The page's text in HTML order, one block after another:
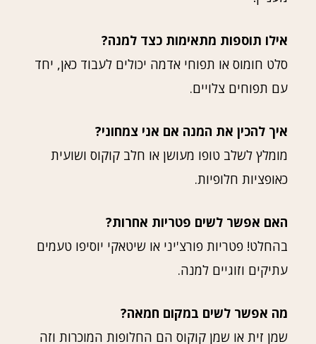
אילו תוספות מתאימות כצד למנה?
סלט חומוס או תפוחי אדמה יכולים לעבוד כאן, יחד
עם תפוחים צלויים.
איך להכין את המנה אם אני צמחוני?
מומלץ לשלב טופו מעושן או חלב קוקוס ושועית
כאופציות חלופיות.
האם אפשר לשים פטריות אחרות?
בהחלט! פטריות פורצ'יני או שיטאקי יוסיפו טעמים
עתיקים וזוגיים למנה.
מה אפשר לשים במקום חמאה?
שמן זית או שמן קוקוס הם החלופות המוכרות וזה